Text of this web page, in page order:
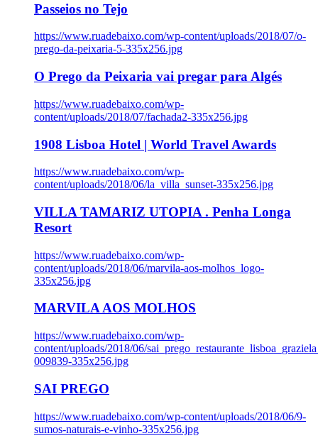
Passeios no Tejo
https://www.ruadebaixo.com/wp-content/uploads/2018/07/o-
prego-da-peixaria-5-335x256.jpg
O Prego da Peixaria vai pregar para Algés
https://www.ruadebaixo.com/wp-
content/uploads/2018/07/fachada2-335x256.jpg
1908 Lisboa Hotel | World Travel Awards
https://www.ruadebaixo.com/wp-
content/uploads/2018/06/la_villa_sunset-335x256.jpg
VILLA TAMARIZ UTOPIA . Penha Longa
Resort
https://www.ruadebaixo.com/wp-
content/uploads/2018/06/marvila-aos-molhos_logo-
335x256.jpg
MARVILA AOS MOLHOS
https://www.ruadebaixo.com/wp-
content/uploads/2018/06/
009839-335x256.jpg
SAI PREGO
https://www.ruadebaixo.com/wp-content/uploads/2018/06/9-
sumos-naturais-e-vinho-335x256.jpg